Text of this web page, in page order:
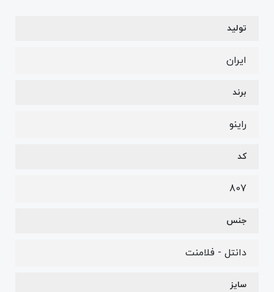
تولید
ایران
برند
راینو
کد
807
جنس
دانتل - فلامنت
سایز